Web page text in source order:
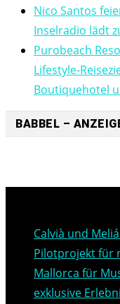
Nico Santos
Inselradio lädt
Purobeach
Lifestyle-
Boutiquehotel
BABBEL –
Calvià und
Pilotprojekt für
Mallorca für
exklusive